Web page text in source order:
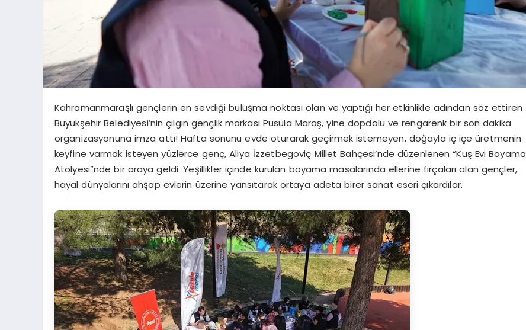
Kahramanmaraşlı gençlerin en sevdiği buluşma noktası olan ve yaptığı her etkinlikle adından söz ettiren
Büyükşehir Belediyesi’nin çılgın gençlik markası Pusula Maraş, yine dopdolu ve rengarenk bir son dakika
organizasyonuna imza attı! Hafta sonunu evde oturarak geçirmek istemeyen, doğayla iç içe üretmenin
keyfine varmak isteyen yüzlerce genç, Aliya İzzetbegoviç Millet Bahçesi’nde düzenlenen “Kuş Evi Boyama
Atölyesi”nde bir araya geldi. Yeşillikler içinde kurulan boyama masalarında ellerine fırçaları alan gençler,
hayal dünyalarını ahşap evlerin üzerine yansıtarak ortaya adeta birer sanat eseri çıkardılar.